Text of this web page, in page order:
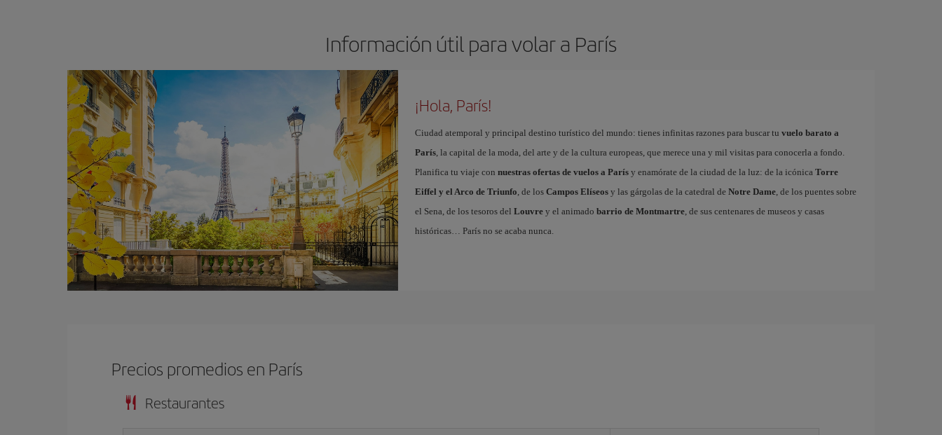
Información útil para volar a París
¡Hola, París!
Ciudad atemporal y principal destino turístico del mundo: tienes infinitas razones para buscar tu vuelo barato a
París, la capital de la moda, del arte y de la cultura europeas, que merece una y mil visitas para conocerla a fondo.
Planifica tu viaje con nuestras ofertas de vuelos a Parísy enamórate de la ciudad de la luz: de la icónica Torre
Eiffel y el Arco de Triunfo, de los Campos Elíseosy las gárgolas de la catedral de Notre Dame, de los puentes sobre
el Sena, de los tesoros del Louvrey el animado barrio de Montmartre, de sus centenares de museos y casas
históricas… París no se acaba nunca.
Precios promedios en París
Restaurantes